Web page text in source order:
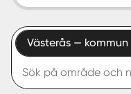
Start
Logga in
Västerås — kommun